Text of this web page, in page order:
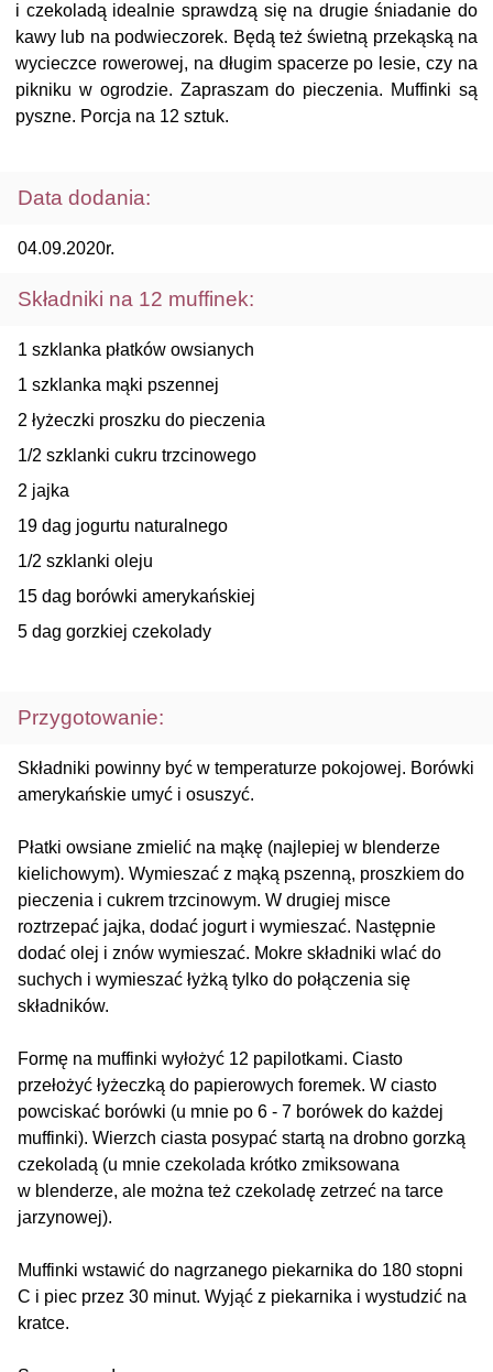
i czekoladą idealnie sprawdzą się na drugie śniadanie do
kawy lub na podwieczorek. Będą też świetną przekąską na
wycieczce rowerowej, na długim spacerze po lesie, czy na
pikniku w ogrodzie. Zapraszam do pieczenia. Muffinki są
pyszne. Porcja na 12 sztuk.
Data dodania:
04.09.2020r.
Składniki na 12 muffinek:
1 szklanka płatków owsianych
1 szklanka mąki pszennej
2 łyżeczki proszku do pieczenia
1/2 szklanki cukru trzcinowego
2 jajka
19 dag jogurtu naturalnego
1/2 szklanki oleju
15 dag borówki amerykańskiej
5 dag gorzkiej czekolady
Przygotowanie:
Składniki powinny być w temperaturze pokojowej. Borówki
amerykańskie umyć i osuszyć.
Płatki owsiane zmielić na mąkę (najlepiej w blenderze
kielichowym). Wymieszać z mąką pszenną, proszkiem do
pieczenia i cukrem trzcinowym. W drugiej misce
roztrzepać jajka, dodać jogurt i wymieszać. Następnie
dodać olej i znów wymieszać. Mokre składniki wlać do
suchych i wymieszać łyżką tylko do połączenia się
składników.
Formę na muffinki wyłożyć 12 papilotkami. Ciasto
przełożyć łyżeczką do papierowych foremek. W ciasto
powciskać borówki (u mnie po 6 - 7 borówek do każdej
muffinki). Wierzch ciasta posypać startą na drobno gorzką
czekoladą (u mnie czekolada krótko zmiksowana
w blenderze, ale można też czekoladę zetrzeć na tarce
jarzynowej).
Muffinki wstawić do nagrzanego piekarnika do 180 stopni
C i piec przez 30 minut. Wyjąć z piekarnika i wystudzić na
kratce.